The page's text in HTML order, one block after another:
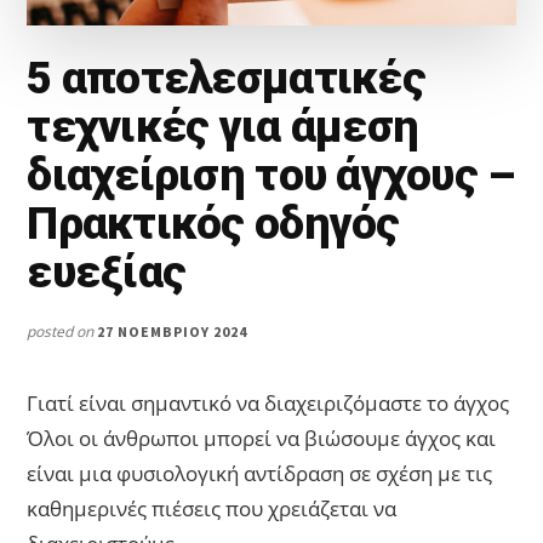
5 αποτελεσματικές
τεχνικές για άμεση
διαχείριση του άγχους –
Πρακτικός οδηγός
ευεξίας
posted on 27 ΝΟΕΜΒΡΊΟΥ 2024
Γιατί είναι σημαντικό να διαχειριζόμαστε το άγχος
Όλοι οι άνθρωποι μπορεί να βιώσουμε άγχος και
είναι μια φυσιολογική αντίδραση σε σχέση με τις
καθημερινές πιέσεις που χρειάζεται να